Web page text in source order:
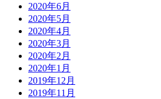
2020年6月
2020年5月
2020年4月
2020年3月
2020年2月
2020年1月
2019年12月
2019年11月